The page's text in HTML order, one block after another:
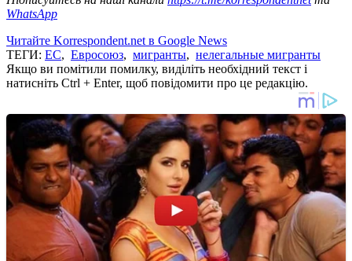
WhatsApp
Читайте Korrespondent.net в Google News
ТЕГИ: ЕС, Евросоюз, мигранты, нелегальные мигранты
Якщо ви помітили помилку, виділіть необхідний текст і
натисніть Ctrl + Enter, щоб повідомити про це редакцію.